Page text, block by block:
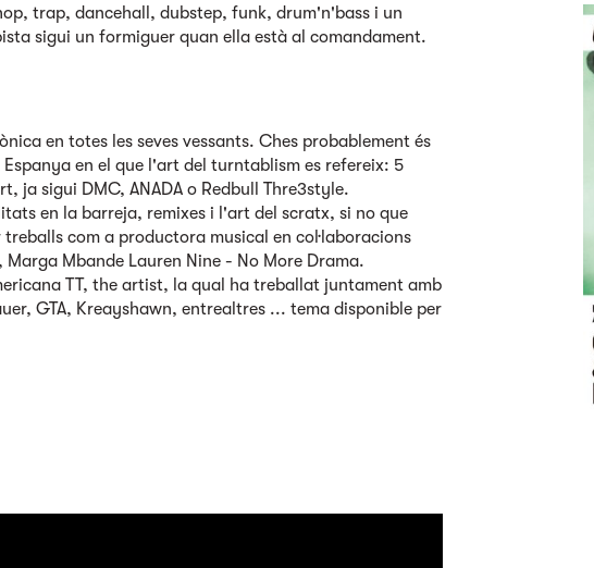
trap, dancehall, dubstep, funk, drum'n'bass i un
sigui un formiguer quan ella està al comandament.
en totes les seves vessants. Ches probablement és
en el que l'art del turntablism es refereix: 5
ja sigui DMC, ANADA o Redbull Thre3style.
en la barreja, remixes i l'art del scratx, si no que
com a productora musical en col·laboracions
Mbande Lauren Nine - No More Drama.
TT, the artist, la qual ha treballat juntament amb
GTA, Kreayshawn, entrealtres ... tema disponible per